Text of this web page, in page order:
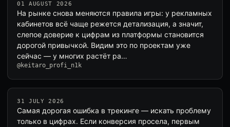
01 AUGUST 2026
На рынке снова меняются правила игры: у рекламных
кабинетов всё чаще режется детализация, а значит,
слепое доверие к цифрам из платформы становится
дорогой привычкой. Видим это по проектам уже
сейчас — у многих растёт ра…
@keitaro_profi_n1k
31 JULY 2026
Самая дорогая ошибка в трекинге — искать проблему
только в цифрах. Если конверсия просела, первым